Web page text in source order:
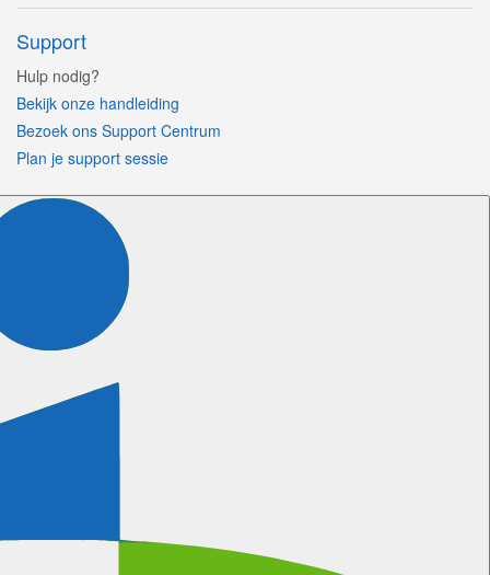
Support
Hulp nodig?
Bekijk onze handleiding
Bezoek ons Support Centrum
Plan je support sessie
Volg ons
Certificeringen
Wanneer kunnen wij bellen?